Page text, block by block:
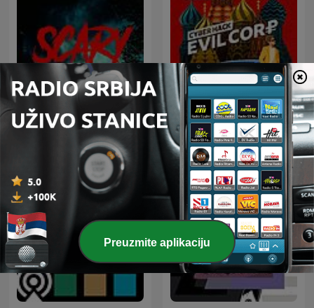
Scary | A Paranormal
Podcast
Cyber Hack
Preuzmite aplikaciju